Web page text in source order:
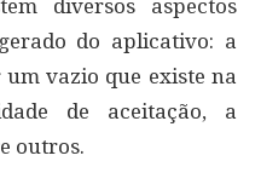
diversos aspectos
do aplicativo: a
um vazio que existe na
de aceitação, a
outros.